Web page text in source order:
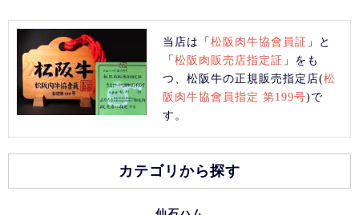
当店は「松阪肉牛協會員証 」と
「松阪肉販売店指定証 」をも
つ、松阪牛の正規販売指定店(松
阪肉牛協會員指定 第199号)で
す。
カテゴリから探す